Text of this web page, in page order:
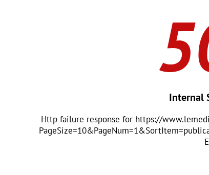
Internal
Http failure response for https://